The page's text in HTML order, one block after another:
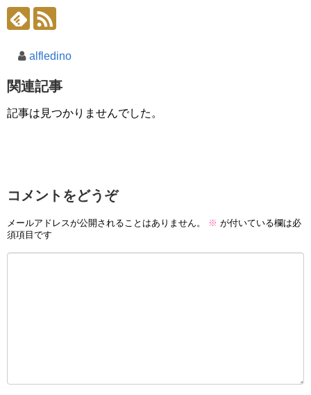
alfledino
関連記事
記事は見つかりませんでした。
コメントをどうぞ
メールアドレスが公開されることはありません。 ※ が付いている欄は必
須項目です